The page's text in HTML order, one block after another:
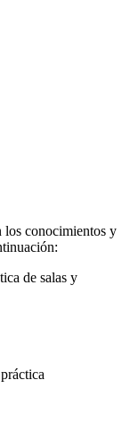
los conocimientos y
de salas y